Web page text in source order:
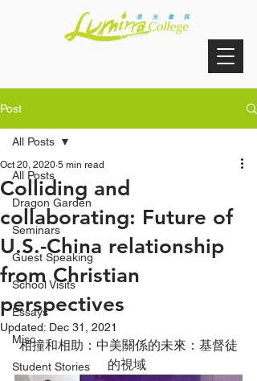
Post
All Posts
Dragon Garden
Seminars
Guest Speaking
School Visits
Essays
Misc
Student Stories
All Posts
Colliding and
collaborating: Future of
U.S.-China relationship
from Christian
perspectives
Oct 20, 2020 5 min read
Updated: Dec 31, 2021
相撞和相助：中美關係的未來：基督徒
的視域